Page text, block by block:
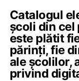
Catalogul
școli din cel
este plătit
părinți, fie
ale școlilor,
privind